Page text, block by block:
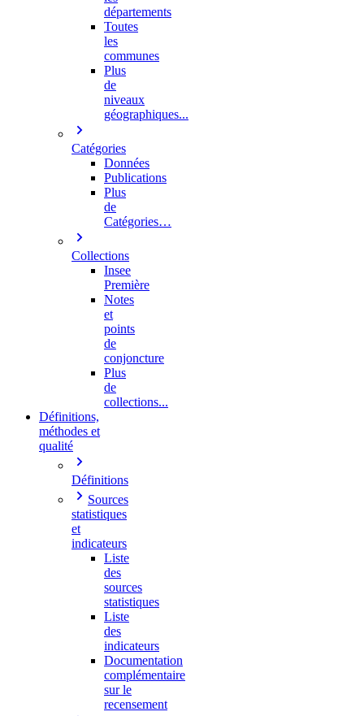
départements
Toutes
les
communes
Plus
de
niveaux
géographiques...
Catégories
Données
Publications
Plus
de
Catégories…
Collections
Insee
Première
Notes
et
points
de
conjoncture
Plus
de
collections...
Définitions,
méthodes et
qualité
Définitions
Sources
statistiques
et
indicateurs
Liste
des
sources
statistiques
Liste
des
indicateurs
Documentation
complémentaire
sur le
recensement